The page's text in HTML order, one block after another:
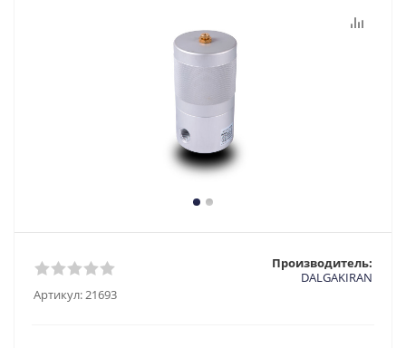
Артикул:21693
Производитель:
DALGAKIRAN